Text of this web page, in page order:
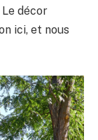
décor
ici, et nous